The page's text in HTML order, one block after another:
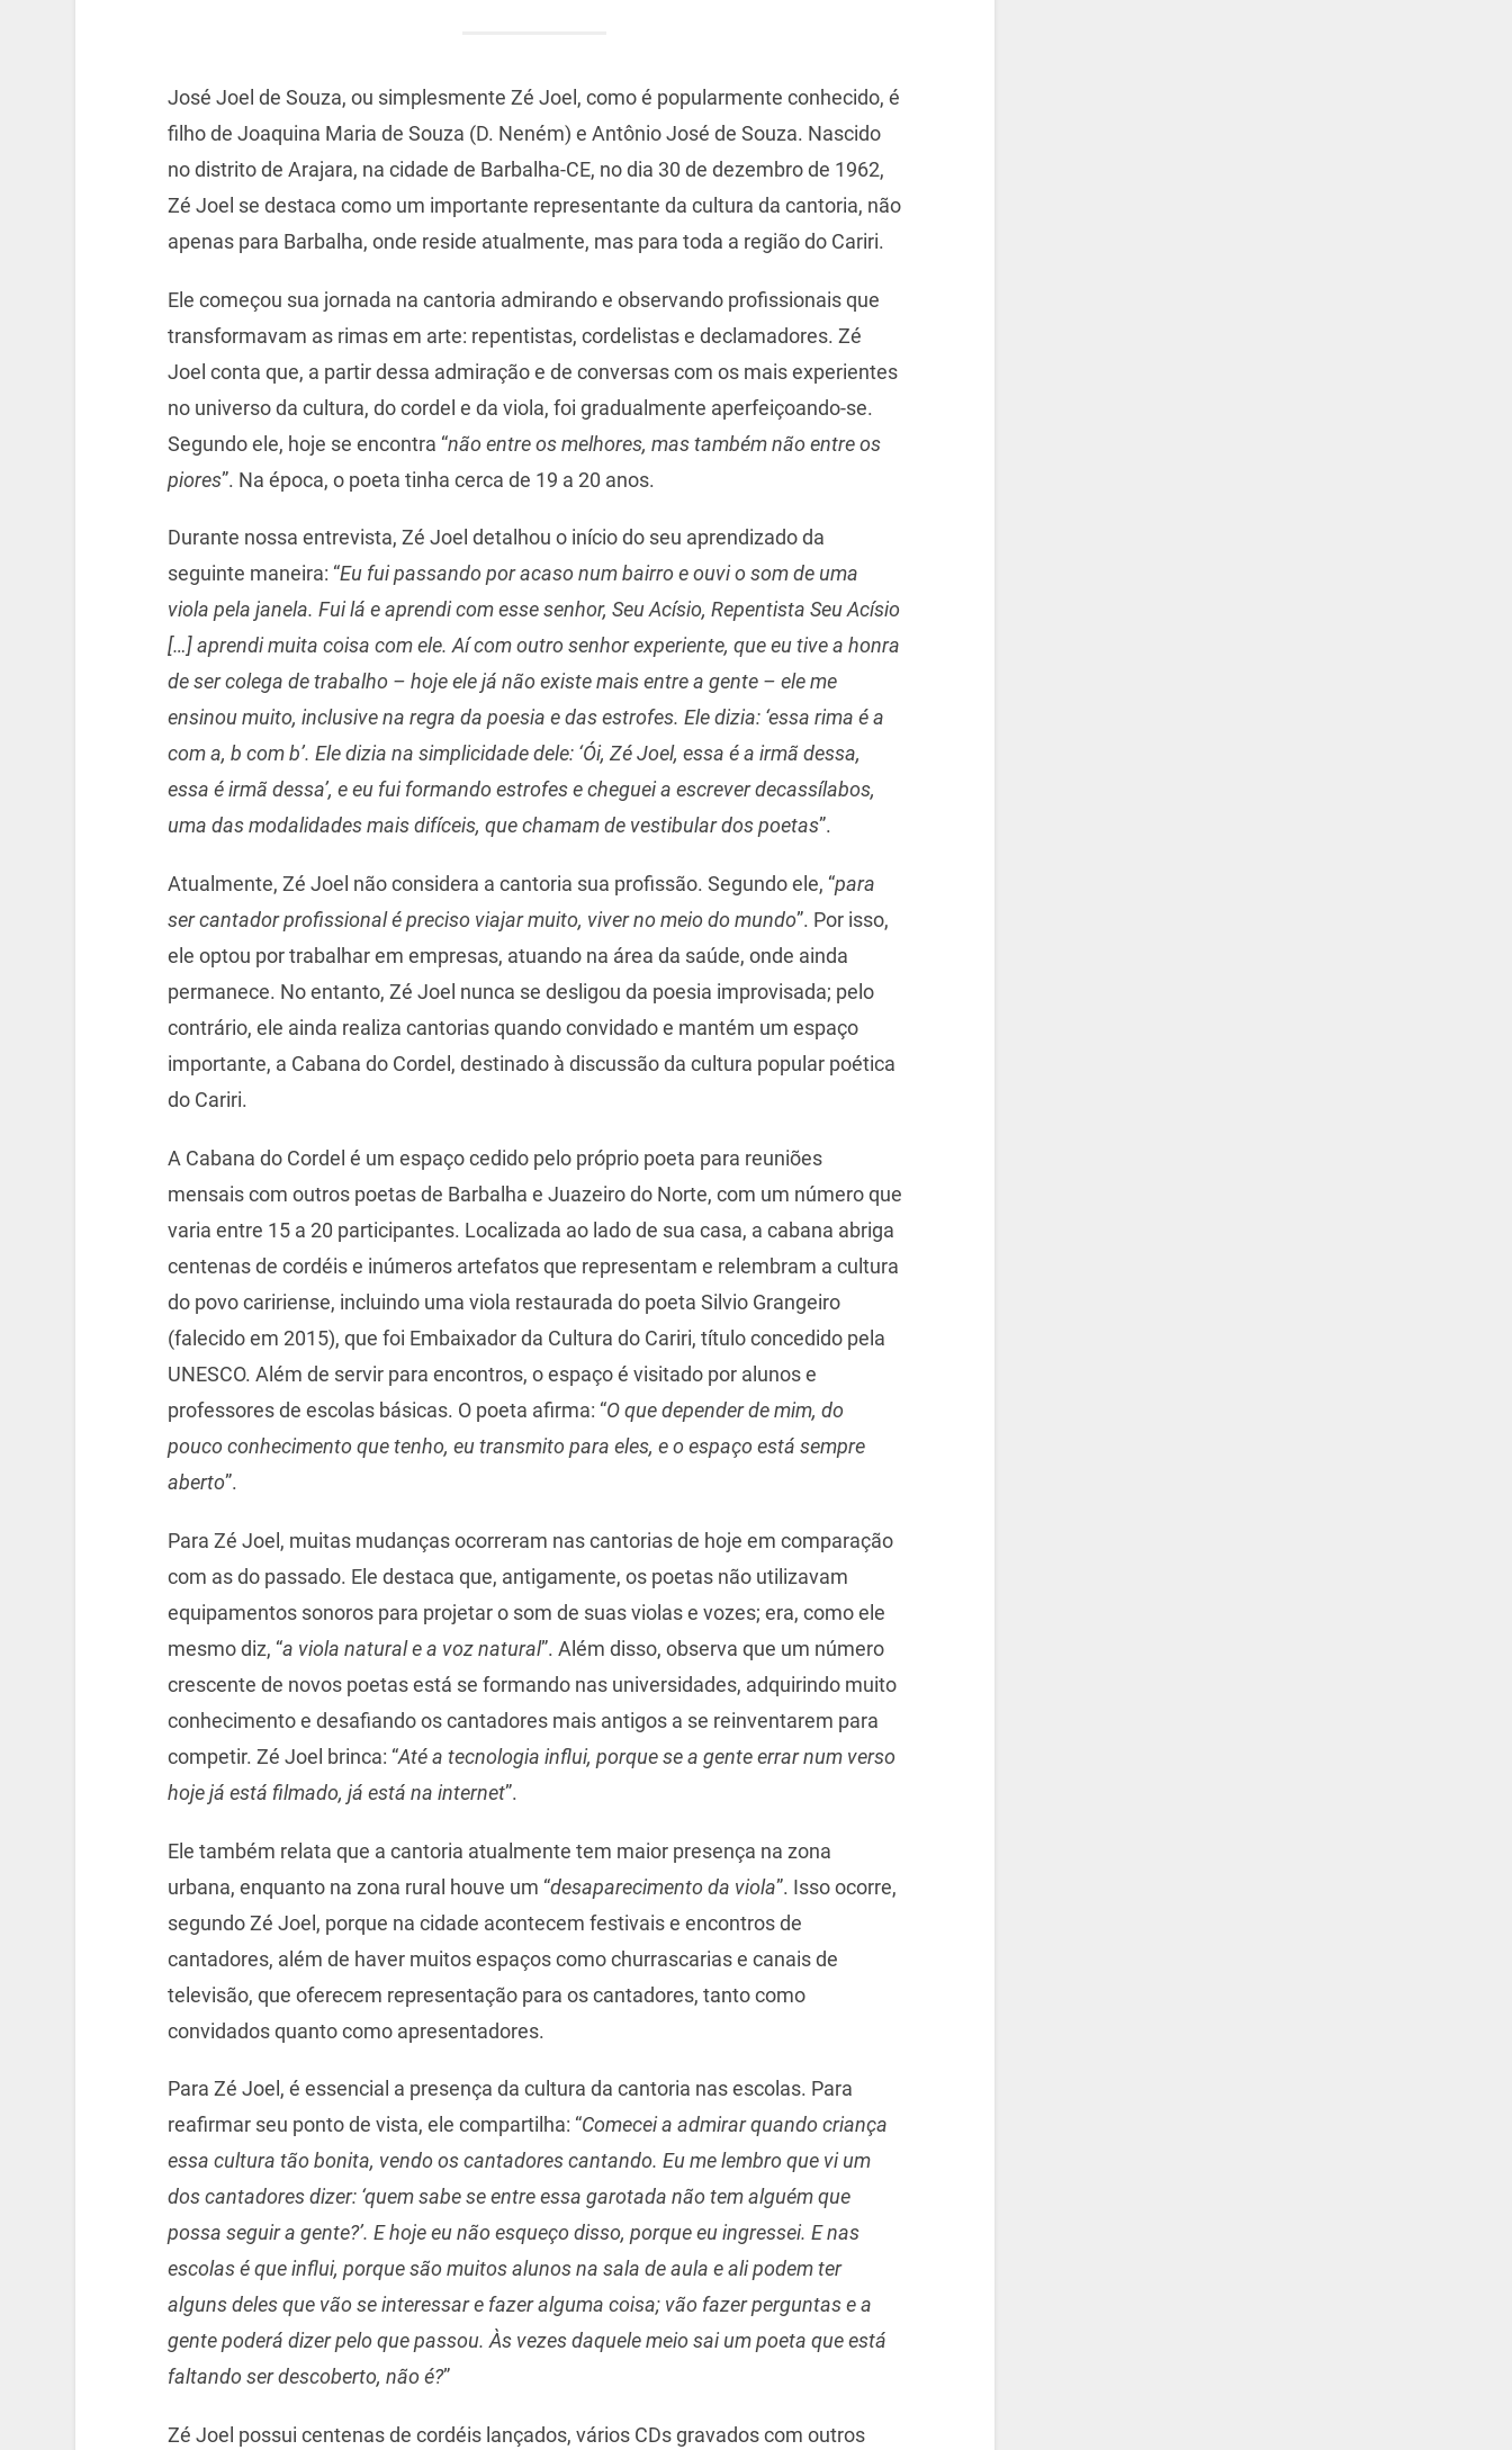
José Joel de Souza, ou simplesmente Zé Joel, como é popularmente conhecido, é
filho de Joaquina Maria de Souza (D. Neném) e Antônio José de Souza. Nascido
no distrito de Arajara, na cidade de Barbalha-CE, no dia 30 de dezembro de 1962,
Zé Joel se destaca como um importante representante da cultura da cantoria, não
apenas para Barbalha, onde reside atualmente, mas para toda a região do Cariri.
Ele começou sua jornada na cantoria admirando e observando profissionais que
transformavam as rimas em arte: repentistas, cordelistas e declamadores. Zé
Joel conta que, a partir dessa admiração e de conversas com os mais experientes
no universo da cultura, do cordel e da viola, foi gradualmente aperfeiçoando-se.
Segundo ele, hoje se encontra “não entre os melhores, mas também não entre os
piores”. Na época, o poeta tinha cerca de 19 a 20 anos.
Durante nossa entrevista, Zé Joel detalhou o início do seu aprendizado da
seguinte maneira: “Eu fui passando por acaso num bairro e ouvi o som de uma
viola pela janela. Fui lá e aprendi com esse senhor, Seu Acísio, Repentista Seu Acísio
[…] aprendi muita coisa com ele. Aí com outro senhor experiente, que eu tive a honra
de ser colega de trabalho – hoje ele já não existe mais entre a gente – ele me
ensinou muito, inclusive na regra da poesia e das estrofes. Ele dizia: ‘essa rima é a
com a, b com b’. Ele dizia na simplicidade dele: ‘Ói, Zé Joel, essa é a irmã dessa,
essa é irmã dessa’, e eu fui formando estrofes e cheguei a escrever decassílabos,
uma das modalidades mais difíceis, que chamam de vestibular dos poetas”.
Atualmente, Zé Joel não considera a cantoria sua profissão. Segundo ele, “para
ser cantador profissional é preciso viajar muito, viver no meio do mundo”. Por isso,
ele optou por trabalhar em empresas, atuando na área da saúde, onde ainda
permanece. No entanto, Zé Joel nunca se desligou da poesia improvisada; pelo
contrário, ele ainda realiza cantorias quando convidado e mantém um espaço
importante, a Cabana do Cordel, destinado à discussão da cultura popular poética
do Cariri.
A Cabana do Cordel é um espaço cedido pelo próprio poeta para reuniões
mensais com outros poetas de Barbalha e Juazeiro do Norte, com um número que
varia entre 15 a 20 participantes. Localizada ao lado de sua casa, a cabana abriga
centenas de cordéis e inúmeros artefatos que representam e relembram a cultura
do povo caririense, incluindo uma viola restaurada do poeta Silvio Grangeiro
(falecido em 2015), que foi Embaixador da Cultura do Cariri, título concedido pela
UNESCO. Além de servir para encontros, o espaço é visitado por alunos e
professores de escolas básicas. O poeta afirma: “O que depender de mim, do
pouco conhecimento que tenho, eu transmito para eles, e o espaço está sempre
aberto”.
Para Zé Joel, muitas mudanças ocorreram nas cantorias de hoje em comparação
com as do passado. Ele destaca que, antigamente, os poetas não utilizavam
equipamentos sonoros para projetar o som de suas violas e vozes; era, como ele
mesmo diz, “a viola natural e a voz natural”. Além disso, observa que um número
crescente de novos poetas está se formando nas universidades, adquirindo muito
conhecimento e desafiando os cantadores mais antigos a se reinventarem para
competir. Zé Joel brinca: “Até a tecnologia influi, porque se a gente errar num verso
hoje já está filmado, já está na internet”.
Ele também relata que a cantoria atualmente tem maior presença na zona
urbana, enquanto na zona rural houve um “desaparecimento da viola”. Isso ocorre,
segundo Zé Joel, porque na cidade acontecem festivais e encontros de
cantadores, além de haver muitos espaços como churrascarias e canais de
televisão, que oferecem representação para os cantadores, tanto como
convidados quanto como apresentadores.
Para Zé Joel, é essencial a presença da cultura da cantoria nas escolas. Para
reafirmar seu ponto de vista, ele compartilha: “Comecei a admirar quando criança
essa cultura tão bonita, vendo os cantadores cantando. Eu me lembro que vi um
dos cantadores dizer: ‘quem sabe se entre essa garotada não tem alguém que
possa seguir a gente?’. E hoje eu não esqueço disso, porque eu ingressei. E nas
escolas é que influi, porque são muitos alunos na sala de aula e ali podem ter
alguns deles que vão se interessar e fazer alguma coisa; vão fazer perguntas e a
gente poderá dizer pelo que passou. Às vezes daquele meio sai um poeta que está
faltando ser descoberto, não é?”
Zé Joel possui centenas de cordéis lançados, vários CDs gravados com outros